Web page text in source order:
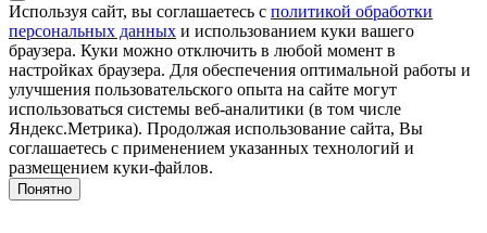
Используя сайт, вы соглашаетесь с политикой обработки
персональных данных и использованием куки вашего
браузера. Куки можно отключить в любой момент в
настройках браузера. Для обеспечения оптимальной работы и
улучшения пользовательского опыта на сайте могут
использоваться системы веб-аналитики (в том числе
Яндекс.Метрика). Продолжая использование сайта, Вы
соглашаетесь с применением указанных технологий и
размещением куки-файлов.
Понятно